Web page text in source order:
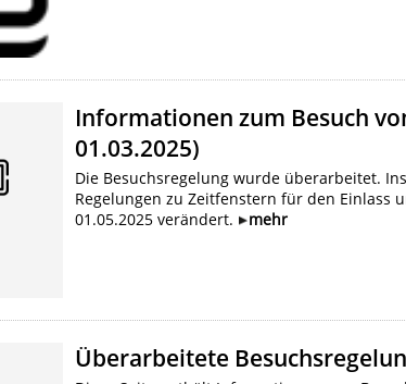
Informationen zum Besuch
01.03.2025)
Die Besuchsregelung wurde überarbeitet.
Regelungen zu Zeitfenstern für den Einlass
01.05.2025 verändert.
mehr
Überarbeitete